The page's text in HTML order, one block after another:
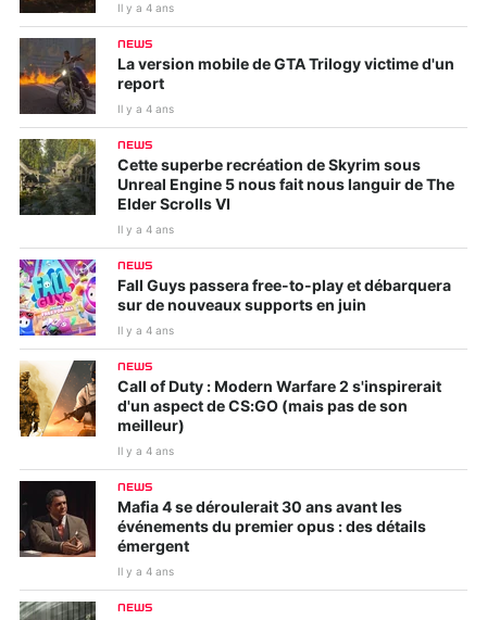
Il y a 4 ans
NEWS
La version mobile de GTA Trilogy victime d'un
report
Il y a 4 ans
NEWS
Cette superbe recréation de Skyrim sous
Unreal Engine 5 nous fait nous languir de The
Elder Scrolls VI
Il y a 4 ans
NEWS
Fall Guys passera free-to-play et débarquera
sur de nouveaux supports en juin
Il y a 4 ans
NEWS
Call of Duty : Modern Warfare 2 s'inspirerait
d'un aspect de CS:GO (mais pas de son
meilleur)
Il y a 4 ans
NEWS
Mafia 4 se déroulerait 30 ans avant les
événements du premier opus : des détails
émergent
Il y a 4 ans
NEWS